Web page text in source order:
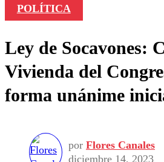
POLÍTICA
Ley de Socavones:
Vivienda del
forma unánime
por Flores Canales
diciembre 14, 2023